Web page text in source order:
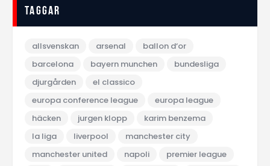
Taggar
allsvenskan arsenal
ballon d‘or
barcelona
bayern munchen
bundesliga
djurgården
el classico
europa conference league
europa league
häcken
jurgen klopp
karim benzema
la liga
liverpool
manchester city
manchester united
napoli
premier league